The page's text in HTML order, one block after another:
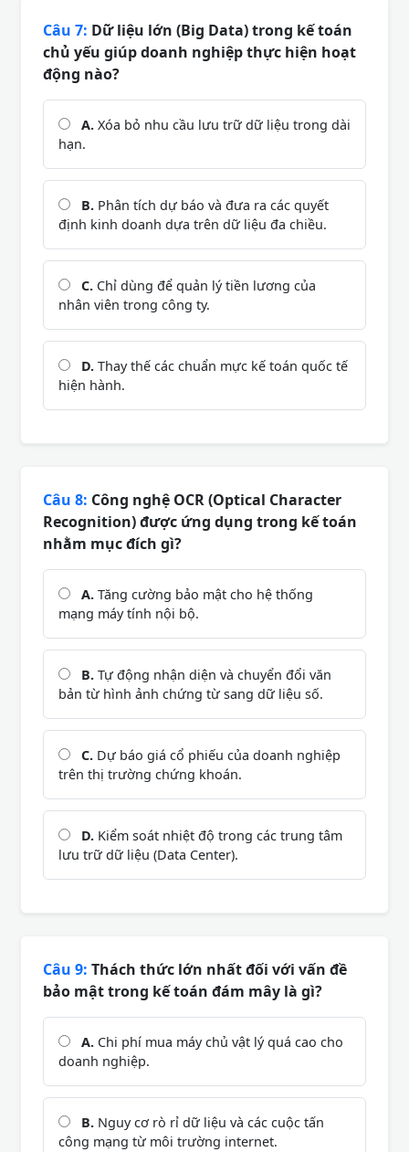
Câu 7: Dữ liệu lớn (Big Data) trong kế toán
chủ yếu giúp doanh nghiệp thực hiện hoạt
động nào?
A. Xóa bỏ nhu cầu lưu trữ dữ liệu trong dài
hạn.
B. Phân tích dự báo và đưa ra các quyết
định kinh doanh dựa trên dữ liệu đa chiều.
C. Chỉ dùng để quản lý tiền lương của
nhân viên trong công ty.
D. Thay thế các chuẩn mực kế toán quốc tế
hiện hành.
Câu 8: Công nghệ OCR (Optical Character
Recognition) được ứng dụng trong kế toán
nhằm mục đích gì?
A. Tăng cường bảo mật cho hệ thống
mạng máy tính nội bộ.
B. Tự động nhận diện và chuyển đổi văn
bản từ hình ảnh chứng từ sang dữ liệu số.
C. Dự báo giá cổ phiếu của doanh nghiệp
trên thị trường chứng khoán.
D. Kiểm soát nhiệt độ trong các trung tâm
lưu trữ dữ liệu (Data Center).
Câu 9: Thách thức lớn nhất đối với vấn đề
bảo mật trong kế toán đám mây là gì?
A. Chi phí mua máy chủ vật lý quá cao cho
doanh nghiệp.
B. Nguy cơ rò rỉ dữ liệu và các cuộc tấn
công mạng từ môi trường internet.